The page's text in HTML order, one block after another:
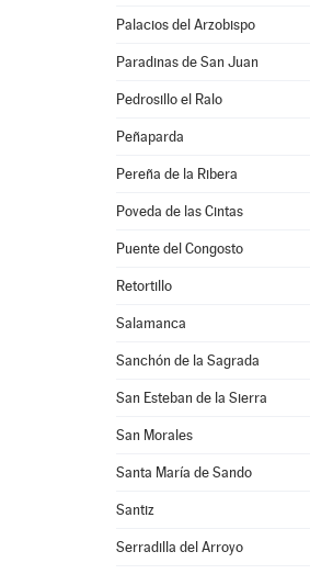
Palacios del Arzobispo
Paradinas de San Juan
Pedrosillo el Ralo
Peñaparda
Pereña de la Ribera
Poveda de las Cintas
Puente del Congosto
Retortillo
Salamanca
Sanchón de la Sagrada
San Esteban de la Sierra
San Morales
Santa María de Sando
Santiz
Serradilla del Arroyo